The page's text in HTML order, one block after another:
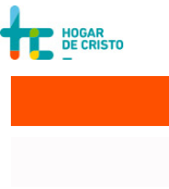
займ онлайн без